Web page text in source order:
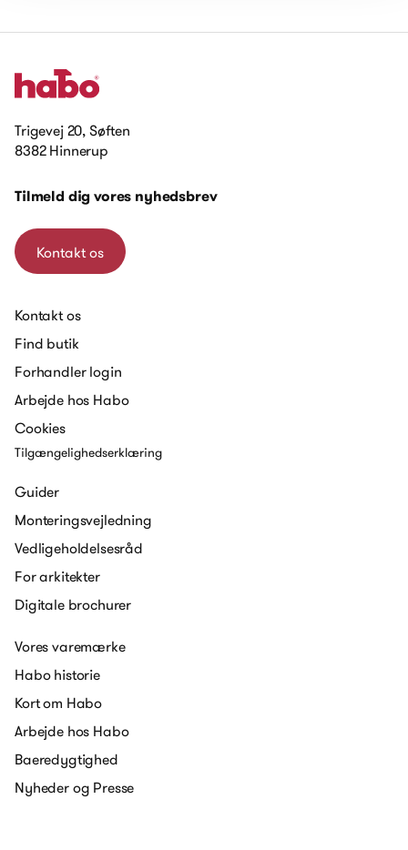
Trigevej 20, Søften
8382 Hinnerup
Tilmeld dig vores nyhedsbrev
Kontakt os
Kontakt os
Find butik
Forhandler login
Arbejde hos Habo
Cookies
Tilgængelighedserklæring
Guider
Monteringsvejledning
Vedligeholdelsesråd
For arkitekter
Digitale brochurer
Vores varemærke
Habo historie
Kort om Habo
Arbejde hos Habo
Baeredygtighed
Nyheder og Presse